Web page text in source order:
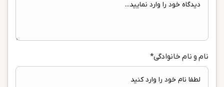
نام و نام خانوادگی*